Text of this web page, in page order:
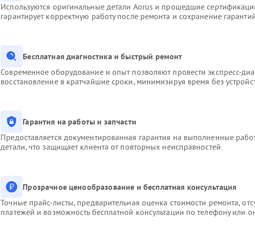
Используются оригинальные детали Aorus и прошедшие
гарантирует корректную работу после ремонта и сохранение
Бесплатная диагностика и быстрый ремонт
Современное оборудование и опыт позволяют провести экспресс-
восстановление в кратчайшие сроки, минимизируя время без
Гарантия на работы и запчасти
Предоставляется документированная гарантия на выполненные
детали, что защищает клиента от повторных неисправностей
Прозрачное ценообразование и бесплатная консультация
Точные прайс-листы, предварительная оценка стоимости ремонта,
платежей и возможность бесплатной консультации по телефону или